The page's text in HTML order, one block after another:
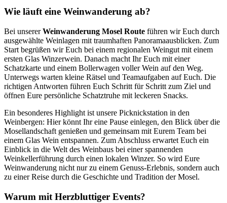
Wie läuft eine Weinwanderung ab?
Bei unsererWeinwanderung Mosel Route führen wir Euch durch
ausgewählte Weinlagen mit traumhaften Panoramaausblicken. Zum
Start begrüßen wir Euch bei einem regionalen Weingut mit einem
ersten Glas Winzerwein. Danach macht Ihr Euch mit einer
Schatzkarte und einem Bollerwagen voller Wein auf den Weg.
Unterwegs warten kleine Rätsel und Teamaufgaben auf Euch. Die
richtigen Antworten führen Euch Schritt für Schritt zum Ziel und
öffnen Eure persönliche Schatztruhe mit leckeren Snacks.
Ein besonderes Highlight ist unsere Picknickstation in den
Weinbergen: Hier könnt Ihr eine Pause einlegen, den Blick über die
Mosellandschaft genießen und gemeinsam mit Eurem Team bei
einem Glas Wein entspannen. Zum Abschluss erwartet Euch ein
Einblick in die Welt des Weinbaus bei einer spannenden
Weinkellerführung durch einen lokalen Winzer. So wird Eure
Weinwanderung nicht nur zu einem Genuss-Erlebnis, sondern auch
zu einer Reise durch die Geschichte und Tradition der Mosel.
Warum mit Herzbluttiger Events?